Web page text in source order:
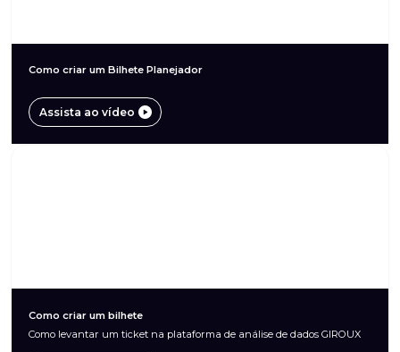
Como criar um Bilhete Planejador
Assista ao vídeo
Como criar um bilhete
Como levantar um ticket na plataforma de análise de dados GIROUX